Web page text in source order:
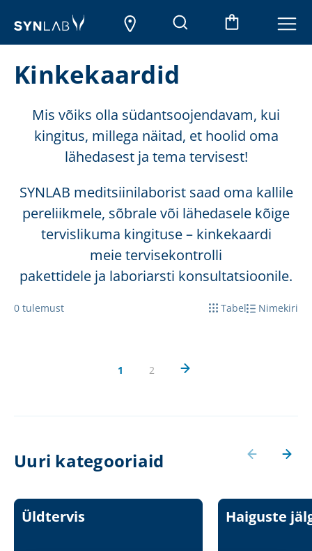
Kinkekaardid
Mis võiks olla südantsoojendavam, kui
kingitus, millega näitad, et hoolid oma
lähedasest ja tema tervisest!
SYNLAB meditsiinilaborist saad oma kallile
pereliikmele, sõbrale või lähedasele kõige
tervislikuma kingituse – kinkekaardi
meie tervisekontrolli
pakettidele ja laboriarsti konsultatsioonile.
0 tulemust Tabel Nimekiri
1 2
Uuri kategooriaid
Üldtervis Haiguste